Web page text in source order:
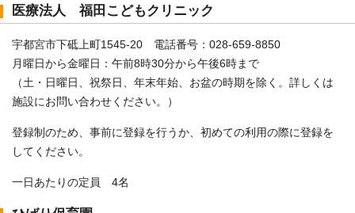
医療法人 福田こどもクリニック
宇都宮市下砥上町1545-20 電話番号：028-659-8850
月曜日から金曜日：午前8時30分から午後6時まで
（土・日曜日、祝祭日、年末年始、お盆の時期を除く。詳しくは
施設にお問い合わせください。）
登録制のため、事前に登録を行うか、初めての利用の際に登録を
してください。
一日あたりの定員 4名